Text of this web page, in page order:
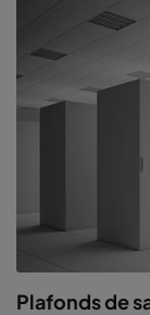
AMC) et
disques durs.
impact sur la
Plafonds de